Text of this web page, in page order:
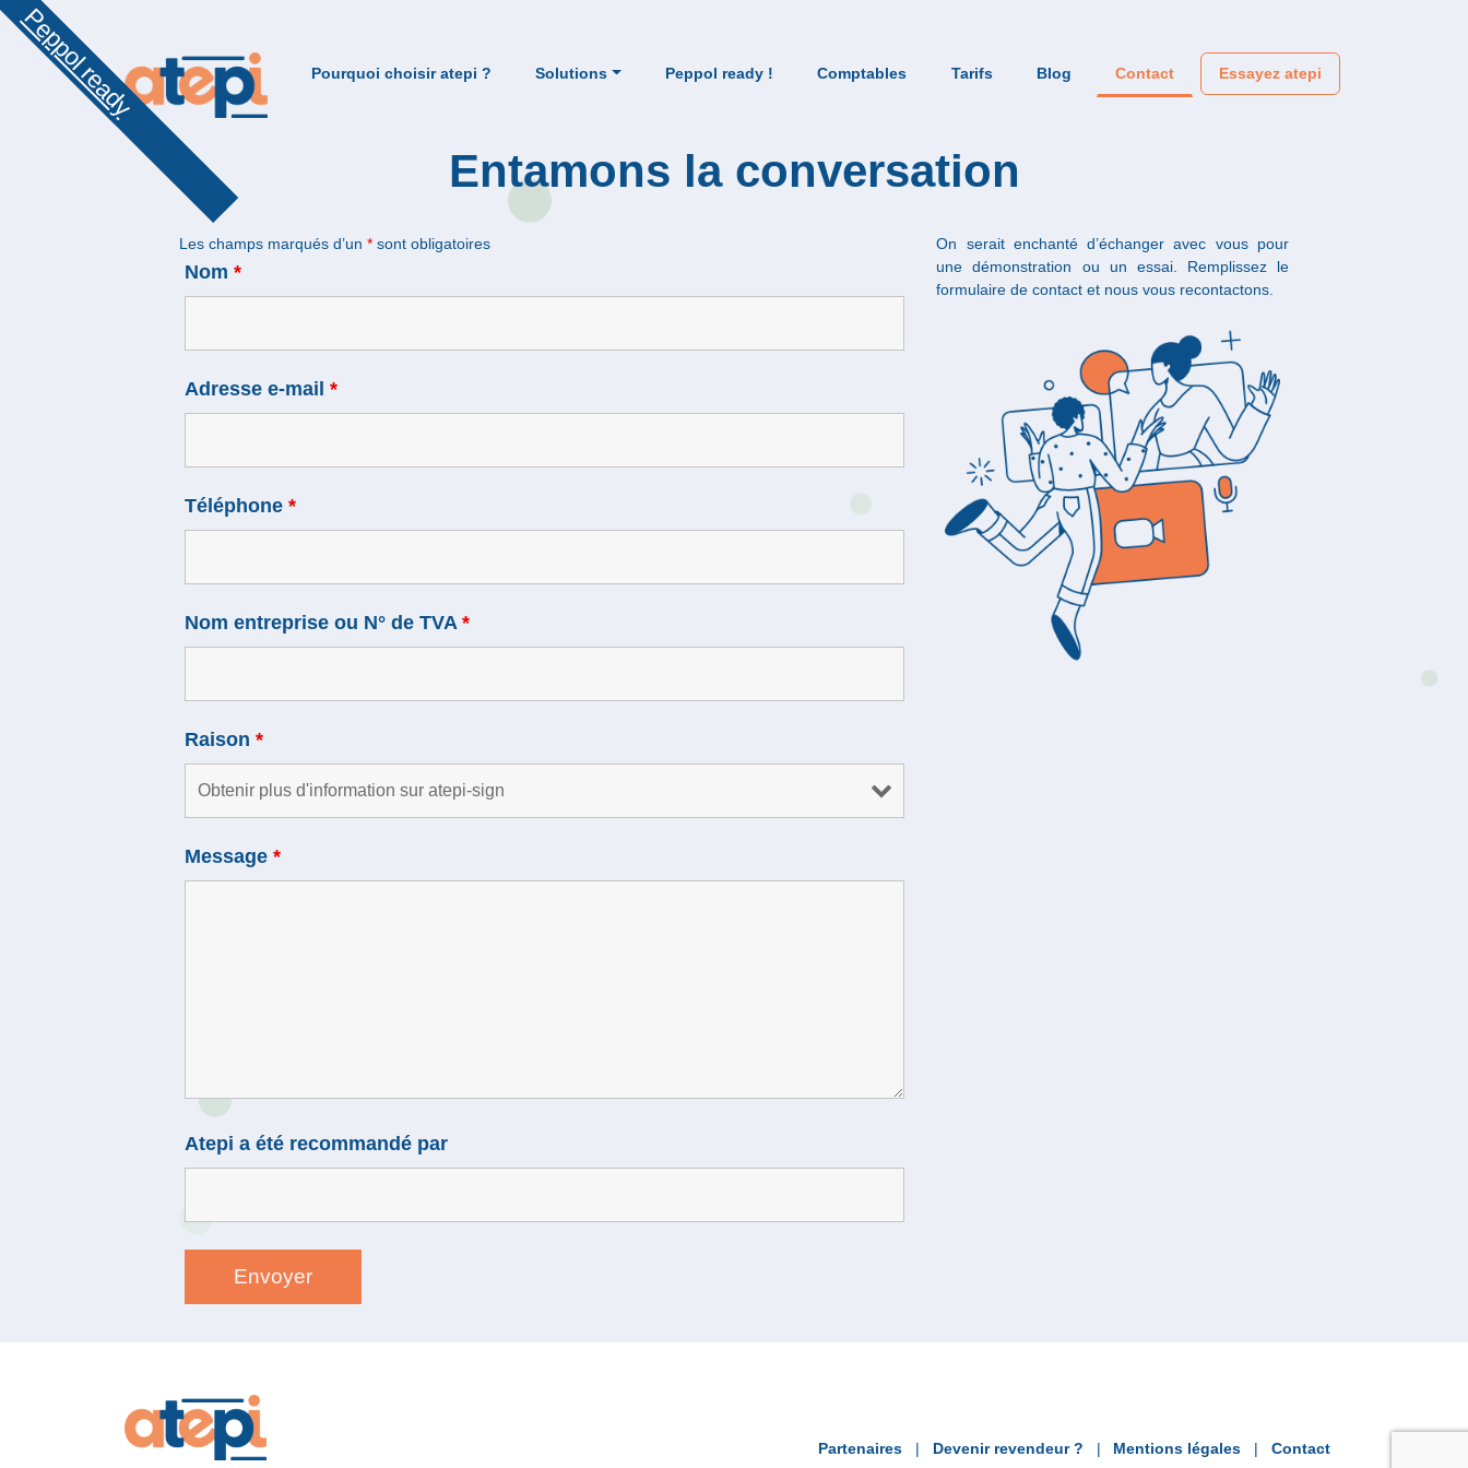
Peppol ready Pourquoi choisir atepi ? Solutions Peppol ready ! Comptables Tarifs Blog Contact Essayez atepi
Entamons la conversation
Les champs marqués d’un * sont obligatoires
Nom *
Adresse e-mail *
Téléphone *
Nom entreprise ou N° de TVA *
Raison *
Message *
Atepi a été recommandé par
On serait enchanté d’échanger avec vous pour
une démonstration ou un essai. Remplissez le
formulaire de contact et nous vous recontactons.
Partenaires Devenir revendeur ? Mentions légales Contact